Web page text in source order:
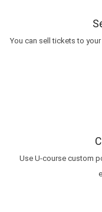
You can sell tickets to
Use U-course custom